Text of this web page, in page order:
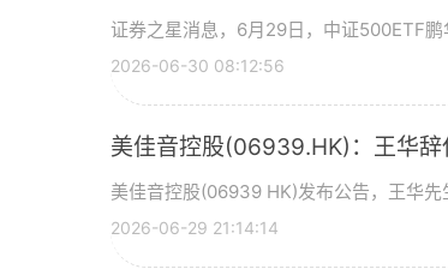
证券之星消息，6月29日，中证500ETF
2026-06-30 08:12:56
美佳音控股(06939.HK)：王华
美佳音控股(06939 HK)发布公告，王华
2026-06-29 21:14:14